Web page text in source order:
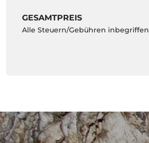
GESAMTPREIS
Alle Steuern/Gebühren inbegriffen